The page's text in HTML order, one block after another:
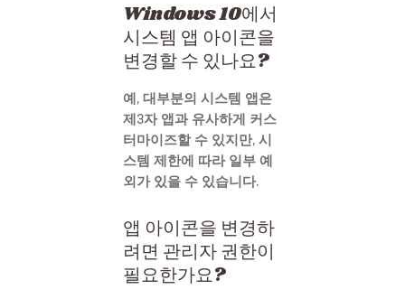
Windows 10에서
시스템 앱 아이콘을
변경할 수 있나요?
예, 대부분의 시스템 앱은
제3자 앱과 유사하게 커스
터마이즈할 수 있지만, 시
스템 제한에 따라 일부 예
외가 있을 수 있습니다.
앱 아이콘을 변경하
려면 관리자 권한이
필요한가요?